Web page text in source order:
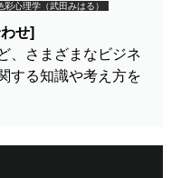
彩心理学（武田みはる）
せ]
、さまざまなビジネ
する知識や考え方を